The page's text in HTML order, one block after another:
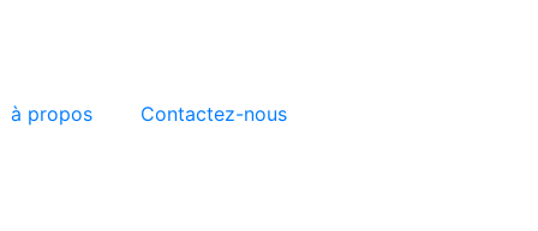
à propos Contactez-nous